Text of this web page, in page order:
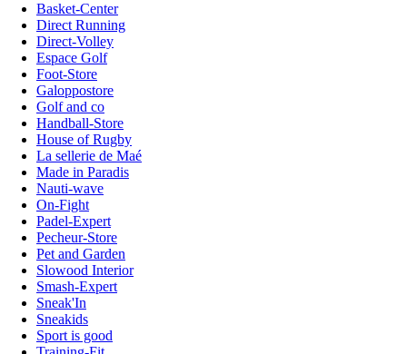
Basket-Center
Direct Running
Direct-Volley
Espace Golf
Foot-Store
Galoppostore
Golf and co
Handball-Store
House of Rugby
La sellerie de Maé
Made in Paradis
Nauti-wave
On-Fight
Padel-Expert
Pecheur-Store
Pet and Garden
Slowood Interior
Smash-Expert
Sneak'In
Sneakids
Sport is good